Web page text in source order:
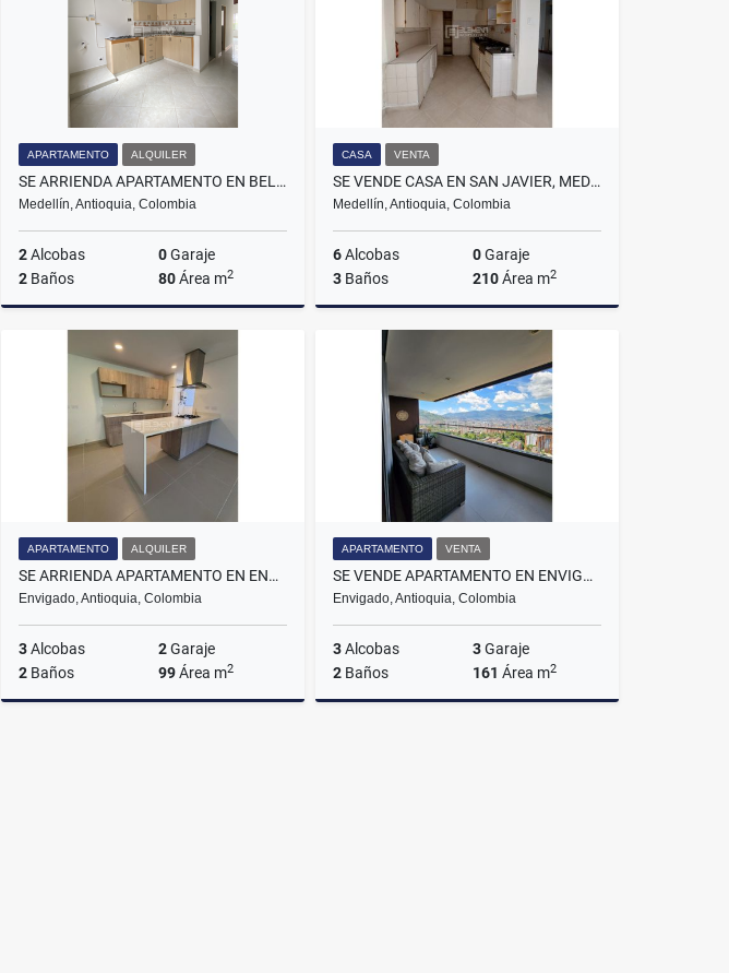
APARTAMENTO ALQUILER
SE ARRIENDA APARTAMENTO EN BELEN SECTOR EL NOGAL
Medellín, Antioquia, Colombia
2Alcobas 0Garaje
2 Baños 80Área m2
Alquiler
$2.100.000
CASA VENTA
SE VENDE CASA EN SAN JAVIER, MEDELLÍN SECTOR PARTE BAJA.
Medellín, Antioquia, Colombia
6Alcobas 0Garaje
3 Baños 210Área m2
APARTAMENTO ALQUILER
SE ARRIENDA APARTAMENTO EN ENVIGADO, SECTOR CAMINO VERDE
Envigado, Antioquia, Colombia
3Alcobas 2Garaje
2 Baños 99Área m2
APARTAMENTO VENTA
SE VENDE APARTAMENTO EN ENVIGADO SECTOR LOMA DE LOS MESA.
Envigado, Antioquia, Colombia
3Alcobas 3Garaje
2 Baños 161 Área m2